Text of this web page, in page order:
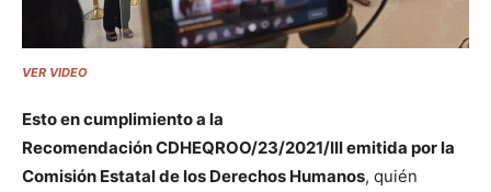
VER VIDEO
Esto en cumplimiento a la
Recomendación CDHEQROO/23/2021/III emitida por la
Comisión Estatal de los Derechos Humanos, quién